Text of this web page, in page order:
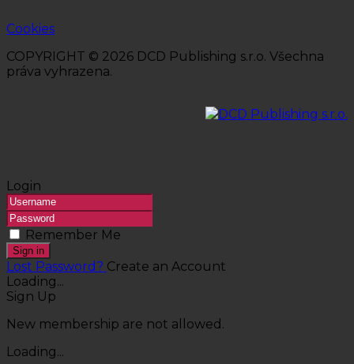
Cookies
COPYRIGHT © 2026 DCD Publishing s.r.o. Všechna
práva vyhrazena.
Login
Remember Me
Sign in
Lost Password? Create an Account
Loading...
Sign Up
New membership are not allowed.
Loading...